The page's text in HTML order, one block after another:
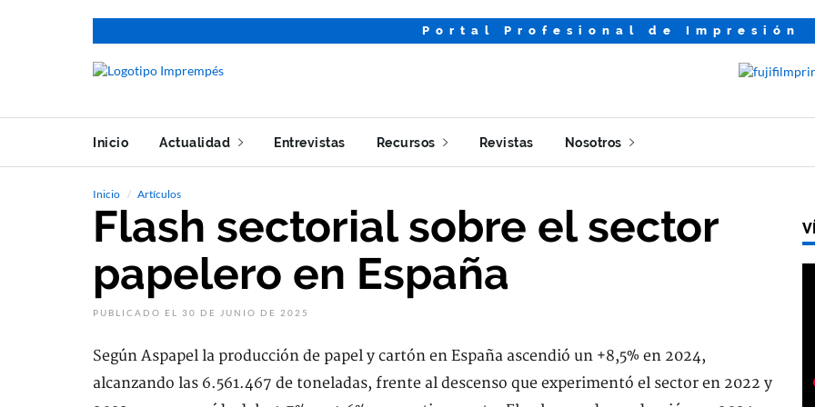
Portal Profesional de Impresión
Inicio Actualidad Entrevistas Recursos Revistas Nosotros
Inicio Artículos
Flash sectorial sobre el sector
papelero en España
PUBLICADO EL 30 DE JUNIO DE 2025
Según Aspapel la producción de papel y cartón en España ascendió un +8,5% en 2024,
alcanzando las 6.561.467 de toneladas, frente al descenso que experimentó el sector en 2022 y